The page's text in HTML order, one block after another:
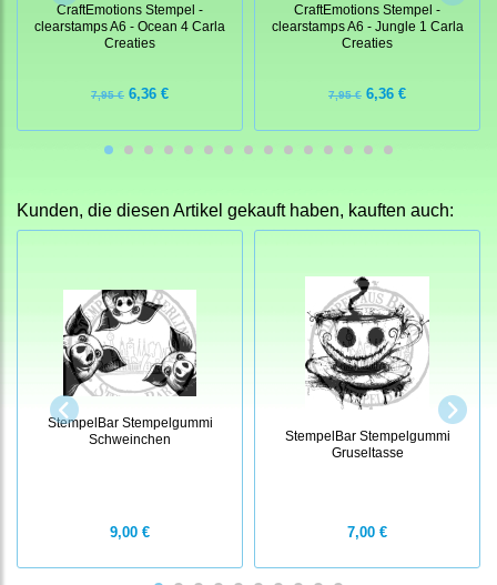
CraftEmotions Stempel -
clearstamps A6 - Ocean 4 Carla
Creaties
7,95 € 6,36 €
CraftEmotions Stempel -
clearstamps A6 - Jungle 1 Carla
Creaties
7,95 € 6,36 €
Kunden, die diesen Artikel gekauft haben, kauften auch:
StempelBar Stempelgummi
Schweinchen
9,00 €
StempelBar Stempelgummi
Gruseltasse
7,00 €